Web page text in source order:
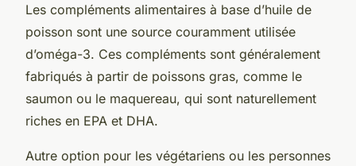
Les compléments alimentaires à base d’huile de
poisson sont une source couramment utilisée
d’oméga-3. Ces compléments sont généralement
fabriqués à partir de poissons gras, comme le
saumon ou le maquereau, qui sont naturellement
riches en EPA et DHA.
Autre option pour les végétariens ou les personnes